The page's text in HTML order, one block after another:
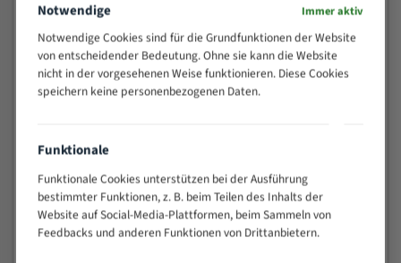
50 - 120
80 - 180
3/4
130 -
350
2/3
150 -
600
> 500
0,75/1,25
Vorteile:
Vielseitiges Bandsägeblatt für verschiedenste
Notwendige Immer aktiv
Notwendige Cookies sind für die Grundfunktionen der Website
von entscheidender Bedeutung. Ohne sie kann die Website
nicht in der vorgesehenen Weise funktionieren. Diese Cookies
speichern keine personenbezogenen Daten.
Funktionale
Funktionale Cookies unterstützen bei der Ausführung
bestimmter Funktionen, z. B. beim Teilen des Inhalts der
Website auf Social-Media-Plattformen, beim Sammeln von
Feedbacks und anderen Funktionen von Drittanbietern.